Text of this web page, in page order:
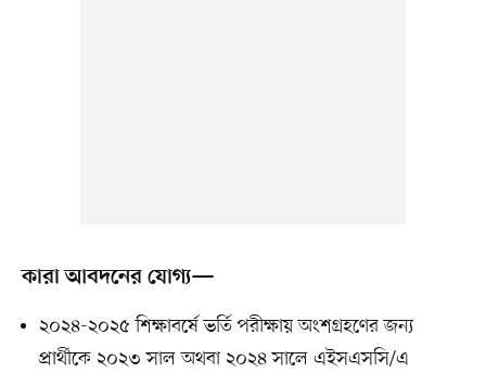
কারা আবদনের যোগ্য—
২০২৪-২০২৫ শিক্ষাবর্ষে ভর্তি পরীক্ষায় অংশগ্রহণের জন্য
প্রার্থীকে ২০২৩ সাল অথবা ২০২৪ সালে এইসএসসি/এ